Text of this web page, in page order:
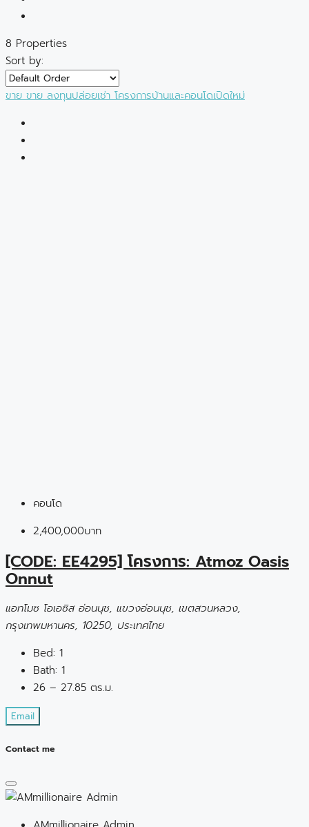
8 Properties
Sort by:
ขาย ขาย ลงทุนปล่อยเช่า โครงการบ้านและคอนโดเปิดใหม่
คอนโด
2,400,000บาท
[CODE: EE4295] โครงการ: Atmoz Oasis
Onnut
แอทโมซ โอเอซิส อ่อนนุช, แขวงอ่อนนุช, เขตสวนหลวง,
กรุงเทพมหานคร, 10250, ประเทศไทย
Bed: 1
Bath: 1
26 – 27.85 ตร.ม.
Email
Contact me